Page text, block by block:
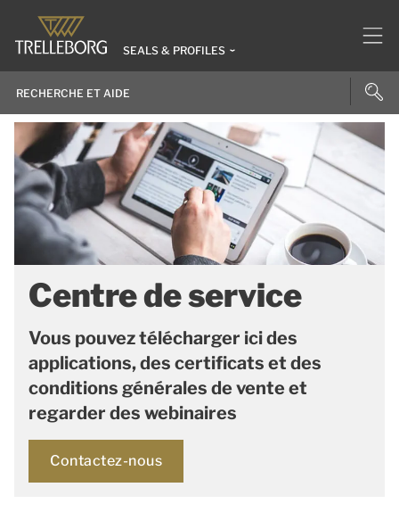
SEALS & PROFILES
Centre de service
Vous pouvez télécharger ici des
applications, des certificats et des
conditions générales de vente et
regarder des webinaires
Contactez-nous